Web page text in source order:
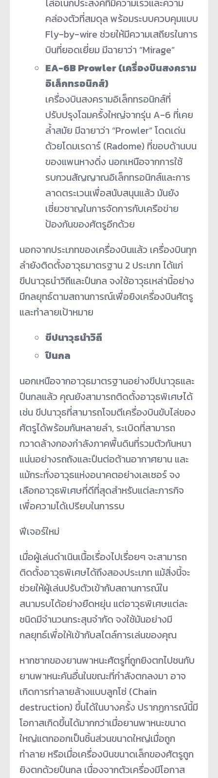
คล่องตัวที่สมดุล พร้อมระบบควบคุมแบบ
Fly-by-wire ช่วยให้มีความเสถียรในการ
บินที่ยอดเยี่ยม มีฉายาว่า “Mirage”
EA-6B Prowler (เครื่องบินสงคราม
อิเล็กทรอนิกส์)
เครื่องบินสงครามอิเล็กทรอนิกส์ที่
ปรับปรุงโฉมครั้งใหญ่จากรุ่น A-6 ที่เคย
ล้ำสมัย มีฉายาว่า “Prowler” โดดเด่น
ด้วยโดมเรดาร์ (Radome) ที่ขอบด้านบน
ของแพนหางดิ่ง นอกเหนือจากการใช้
รบกวนสัญญาณอิเล็กทรอนิกส์และการ
ลาดตระเวนเพื่อสนับสนุนแล้ว มันยัง
เชี่ยวชาญในการจัดการกับเครือข่าย
ป้องกันของศัตรูอีกด้วย
นอกจากประเภทของเครื่องบินแล้ว เครื่องบินทุก
ลำยังติดตั้งอาวุธมาตรฐาน 2 ประเภท ได้แก่
ขีปนาวุธนำวิถีและปืนกล จงใช้อาวุธเหล่านี้อย่าง
มีกลยุทธ์ตามสถานการณ์เพื่อยิงเครื่องบินศัตรู
และทำลายเป้าหมาย
ขีปนาวุธนำวิถี
ปืนกล
นอกเหนือจากอาวุธมาตรฐานอย่างขีปนาวุธและ
ปืนกลแล้ว คุณยังสามารถติดตั้งอาวุธพิเศษได้
เช่น ขีปนาวุธที่สามารถโจมตีเครื่องบินขับไล่ของ
ศัตรูได้พร้อมกันหลายลำ, ระเบิดที่สามารถ
กวาดล้างกองกำลังภาคพื้นดินที่รวมตัวกันหนา
แน่นอย่างรถถังและปืนต่อต้านอากาศยาน และ
แม้กระทั่งอาวุธแห่งอนาคตอย่างเลเซอร์ จง
เลือกอาวุธพิเศษที่ดีที่สุดสำหรับแต่ละภารกิจ
เพื่อความได้เปรียบในการรบ
ฟีเจอร์ใหม่
เมื่อผู้เล่นดำเนินเนื้อเรื่องไปเรื่อยๆ จะสามารถ
ติดตั้งอาวุธพิเศษได้ถึงสองประเภท แม้สิ่งนี้จะ
ช่วยให้ผู้เล่นปรับตัวเข้ากับสถานการณ์ใน
สนามรบได้อย่างยืดหยุ่น แต่อาวุธพิเศษแต่ละ
ชนิดมีจำนวนกระสุนจำกัด จงใช้มันอย่างมี
กลยุทธ์เพื่อให้เข้ากับสไตล์การเล่นของคุณ
หากซากของยานพาหนะศัตรูที่ถูกยิงตกไปชนกับ
ยานพาหนะคันอื่นในขณะที่กำลังตกลงมา อาจ
เกิดการทำลายล้างแบบลูกโซ่ (Chain
destruction) ขึ้นได้ในบางครั้ง ปรากฏการณ์นี้มี
โอกาสเกิดขึ้นได้มากกว่าเมื่อยานพาหนะขนาด
ใหญ่แตกออกเป็นชิ้นส่วนขนาดใหญ่เมื่อถูก
ทำลาย หรือเมื่อเครื่องบินขนาดเล็กของศัตรูถูก
ยิงตกด้วยปืนกล เนื่องจากตัวเครื่องมีโอกาส